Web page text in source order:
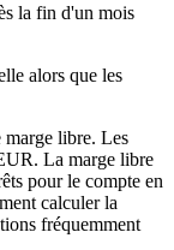
la fin d'un mois
alors que les
libre. Les
La marge libre
pour le compte en
calculer la
fréquemment